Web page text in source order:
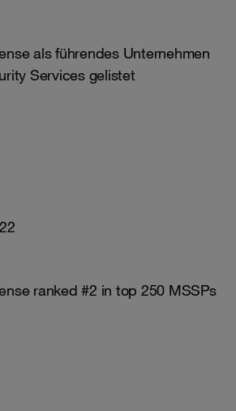
als führendes Unternehmen
Services gelistet
ranked #2 in top 250 MSSPs